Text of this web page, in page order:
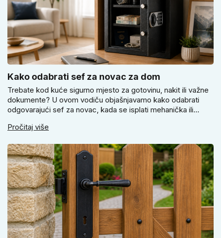
Kako odabrati sef za novac za dom
Trebate kod kuće sigurno mjesto za gotovinu, nakit ili važne
dokumente? U ovom vodiču objašnjavamo kako odabrati
odgovarajući sef za novac, kada se isplati mehanička ili
za stvarnu sigurnost. Dobit ćete praktične savjete za odabir
Pročitaj više